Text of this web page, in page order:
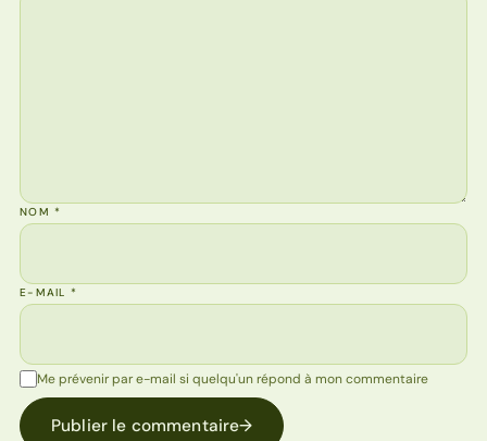
NOM*
E-MAIL*
Me prévenir par e-mail si quelqu'un répond à mon commentaire
Publier le commentaire→